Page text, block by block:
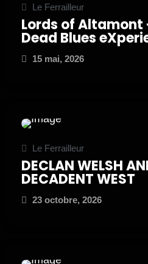
Le Ferrailleur
Lords of Altamont
Dead Blues
15 mai, 2026
Le Ferrailleur
DECLAN WELSH
DECADENT WEST
23 octobre, 2026